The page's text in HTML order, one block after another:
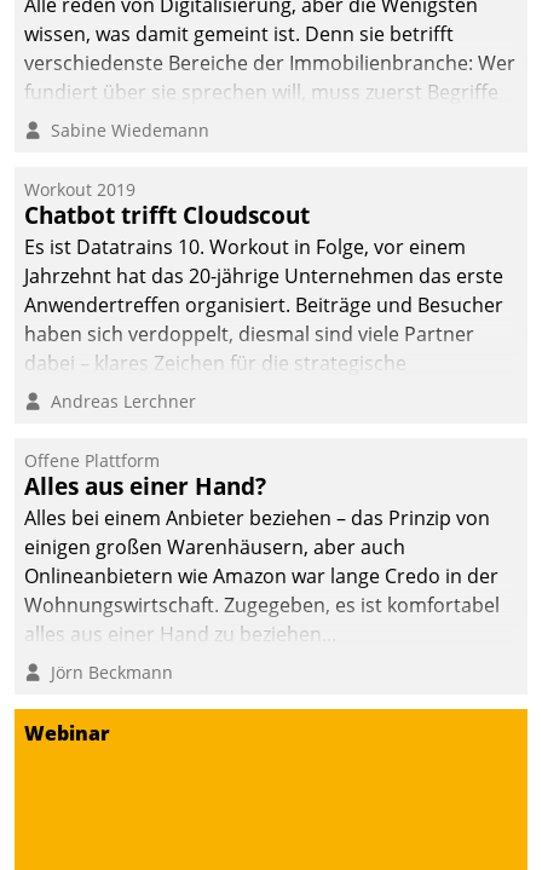
wissen, was damit gemeint ist. Denn sie betrifft
verschiedenste Bereiche der Immobilienbranche: Wer
fundiert über sie sprechen will, muss zuerst Begriffe
klären. Ein Aspekt ist die betriebliche Optimierung:
Einsparungen durch optimierte und automatisierte
Prozesse. Doch man darf nicht zu viel erwarten: Allein
mit der Einführung einer neuen Software ist es nicht
getan. Die Digitalisierung erfordert von Unternehmen
die Bereitschaft, sich zu überprüfen, zu hinterfragen
und zu verändern.
Sabine Wiedemann
Workout 2019
Chatbot trifft Cloudscout
Es ist Datatrains 10. Workout in Folge, vor einem
Jahrzehnt hat das 20-jährige Unternehmen das erste
Anwendertreffen organisiert. Beiträge und Besucher
haben sich verdoppelt, diesmal sind viele Partner
dabei – klares Zeichen für die strategische
Fokussierung auf den Kunden.
Andreas Lerchner
Offene Plattform
Alles aus einer Hand?
Alles bei einem Anbieter beziehen – das Prinzip von
einigen großen Warenhäusern, aber auch
Onlineanbietern wie Amazon war lange Credo in der
Wohnungswirtschaft. Zugegeben, es ist komfortabel
alles aus einer Hand zu beziehen...
Jörn Beckmann
Webinar